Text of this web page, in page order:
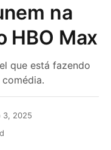
na
HBO Max
que está fazendo
3, 2025